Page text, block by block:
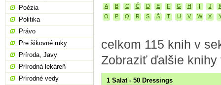
A B C Č D E F G H I J
O
P Q R S Š T U V W X
celkom 115 knih v
Zobraziť ďalšie
1 Salat - 50 Dressings
Poézia
Politika
Právo
Pre šikovné ruky
Príroda, Javy
Prírodná lekáreň
Prírodné vedy